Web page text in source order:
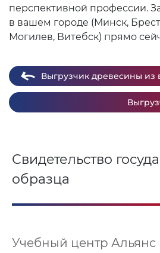
перспективной профессии.
в вашем городе (Минск,
Могилев, Витебск) прямо
Выгрузчик древесины из
Свидетельство
образца
Учебный центр